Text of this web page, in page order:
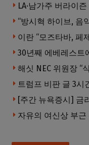
LA·남가주 버라이
“방시혁 하이브, 음
이란 “모즈타바, 페
30년째 에베레스트
자유의 여신상 부